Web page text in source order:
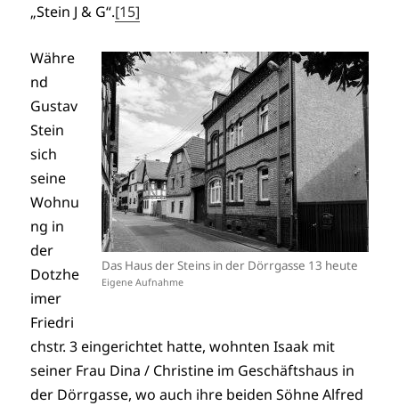
„Stein J & G“.[15]
Das Haus der Steins in der Dörrgasse 13 heute
Eigene Aufnahme
Währe
nd
Gustav
Stein
sich
seine
Wohnu
ng in
der
Dotzhe
imer
Friedri
chstr. 3 eingerichtet hatte, wohnten Isaak mit
seiner Frau Dina / Christine im Geschäftshaus in
der Dörrgasse, wo auch ihre beiden Söhne Alfred